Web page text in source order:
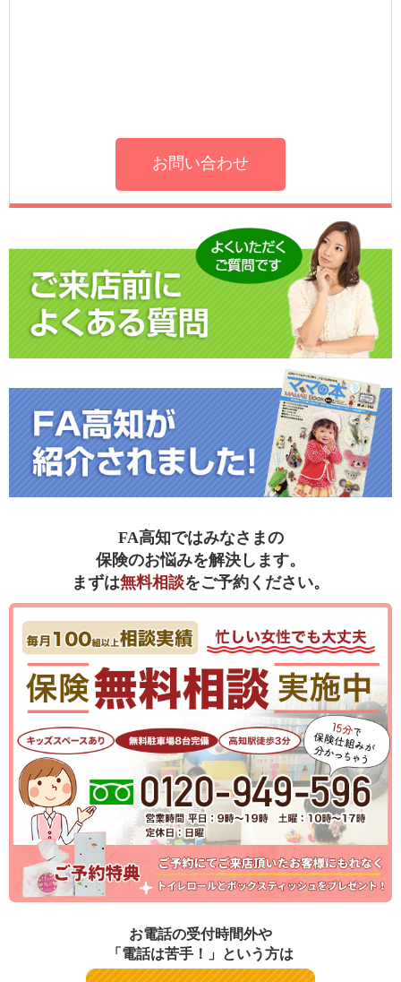
お問い合わせ
FA高知ではみなさまの
保険のお悩みを解決します。
まずは無料相談をご予約ください。
お電話の受付時間外や
「電話は苦手！」という方は